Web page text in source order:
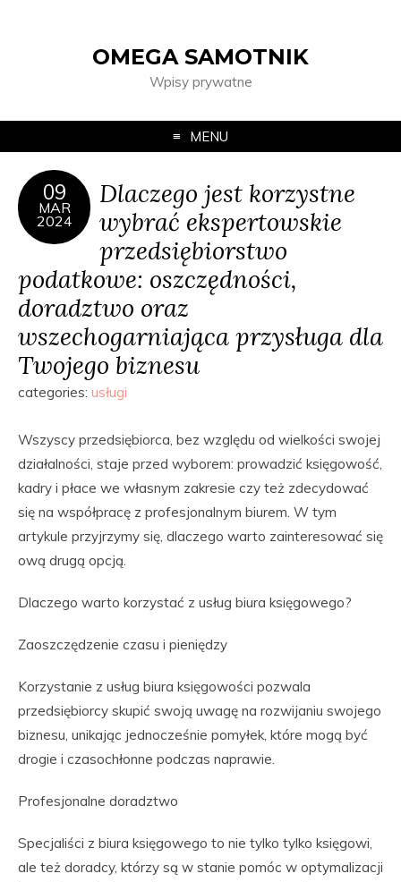
OMEGA SAMOTNIK
Wpisy prywatne
MENU
09
MAR
2024
Dlaczego jest korzystne
wybrać ekspertowskie
przedsiębiorstwo
podatkowe: oszczędności,
doradztwo oraz
wszechogarniająca przysługa dla
Twojego biznesu
categories: usługi
Wszyscy przedsiębiorca, bez względu od wielkości swojej
działalności, staje przed wyborem: prowadzić księgowość,
kadry i płace we własnym zakresie czy też zdecydować
się na współpracę z profesjonalnym biurem. W tym
artykule przyjrzymy się, dlaczego warto zainteresować się
ową drugą opcją.
Dlaczego warto korzystać z usług biura księgowego?
Zaoszczędzenie czasu i pieniędzy
Korzystanie z usług biura księgowości pozwala
przedsiębiorcy skupić swoją uwagę na rozwijaniu swojego
biznesu, unikając jednocześnie pomyłek, które mogą być
drogie i czasochłonne podczas naprawie.
Profesjonalne doradztwo
Specjaliści z biura księgowego to nie tylko tylko księgowi,
ale też doradcy, którzy są w stanie pomóc w optymalizacji